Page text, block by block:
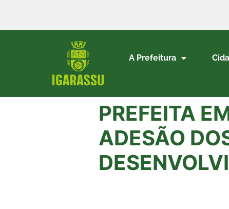
A Prefeitura
PREFEITA
ADESÃO